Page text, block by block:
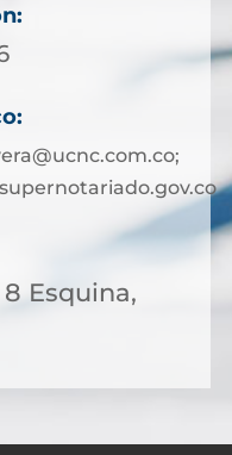
Esquina,